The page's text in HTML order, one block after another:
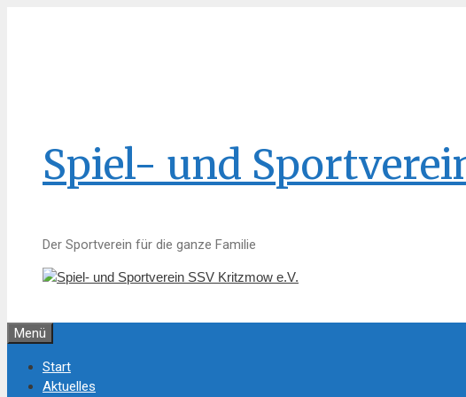
Spiel- und
Der Sportverein für die ganze Familie
Menü
Start
Aktuelles